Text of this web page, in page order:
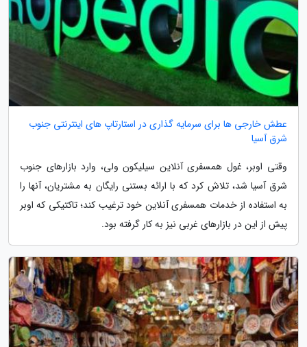
عطش خارجی ها برای سرمایه گذاری در استارتاپ های اینترنتی جنوب
شرق آسیا
وقتی اوبر، غول همسفری آنلاین سیلیکون ولی، وارد بازارهای جنوب
شرق آسیا شد، تلاش کرد که با ارائه بستنی رایگان به مشتریان، آنها را
به استفاده از خدمات همسفری آنلاین خود ترغیب کند؛ تاکتیکی که اوبر
پیش از این در بازارهای غربی نیز به کار گرفته بود.